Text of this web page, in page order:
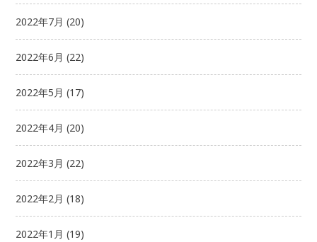
2022年7月 (20)
2022年6月 (22)
2022年5月 (17)
2022年4月 (20)
2022年3月 (22)
2022年2月 (18)
2022年1月 (19)